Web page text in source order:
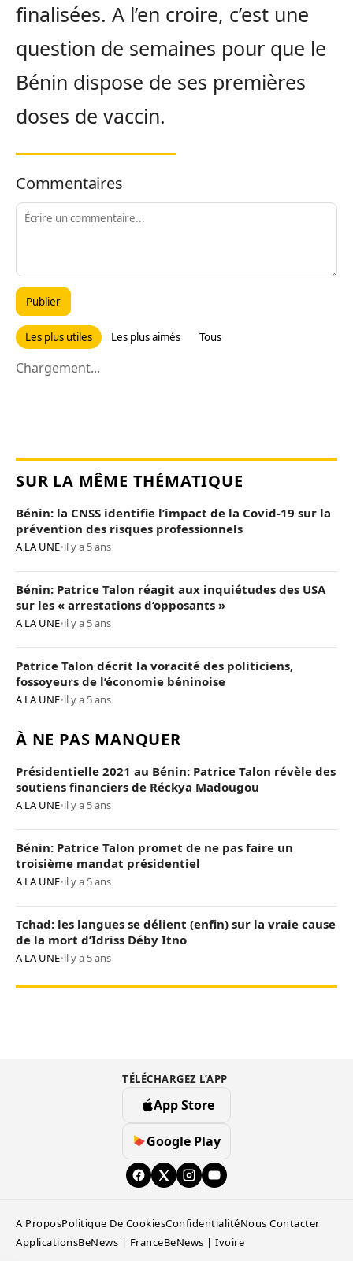
finalisées. A l’en croire, c’est une
question de semaines pour que le
Bénin dispose de ses premières
doses de vaccin.
Commentaires
Publier
Les plus utiles Les plus aimés Tous
Chargement...
SUR LA MÊME THÉMATIQUE
Bénin: la CNSS identifie l’impact de la Covid-19 sur la
prévention des risques professionnels
A LA UNE•il y a 5 ans
Bénin: Patrice Talon réagit aux inquiétudes des USA
sur les « arrestations d’opposants »
A LA UNE•il y a 5 ans
Patrice Talon décrit la voracité des politiciens,
fossoyeurs de l’économie béninoise
A LA UNE•il y a 5 ans
À NE PAS MANQUER
Présidentielle 2021 au Bénin: Patrice Talon révèle des
soutiens financiers de Réckya Madougou
A LA UNE•il y a 5 ans
Bénin: Patrice Talon promet de ne pas faire un
troisième mandat présidentiel
A LA UNE•il y a 5 ans
Tchad: les langues se délient (enfin) sur la vraie cause
de la mort d’Idriss Déby Itno
A LA UNE•il y a 5 ans
TÉLÉCHARGEZ L’APP
App Store
Google Play
A ProposPolitique De CookiesConfidentialitéNous Contacter
ApplicationsBeNews | FranceBeNews | Ivoire